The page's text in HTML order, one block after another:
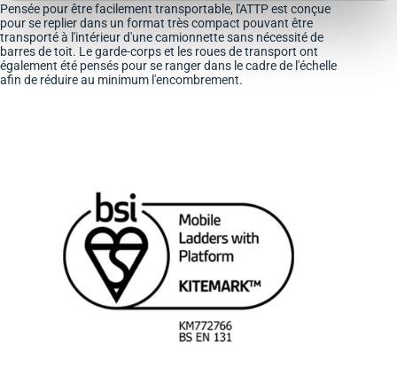
Pensée pour être facilement transportable, l'ATTP est conçue
pour se replier dans un format très compact pouvant être
transporté à l'intérieur d'une camionnette sans nécessité de
barres de toit. Le garde-corps et les roues de transport ont
également été pensés pour se ranger dans le cadre de l'échelle
afin de réduire au minimum l'encombrement.